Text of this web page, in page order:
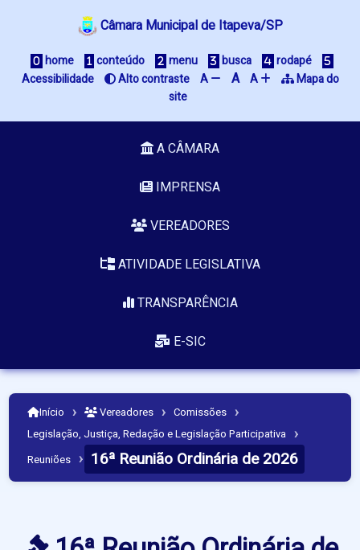
Câmara Municipal de Itapeva/SP
home conteúdo menu busca
rodapé
Acessibilidade
Alto contraste A A A
Mapa do
site
A CÂMARA
IMPRENSA
VEREADORES
ATIVIDADE LEGISLATIVA
TRANSPARÊNCIA
E-SIC
Início › Vereadores › Comissões ›
Legislação, Justiça, Redação e Legislação Participativa ›
Reuniões › 16ª Reunião Ordinária de 2026